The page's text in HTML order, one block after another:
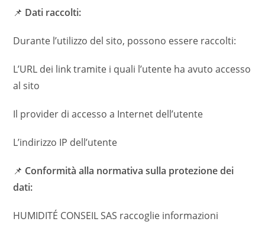
📌 Dati raccolti:
Durante l’utilizzo del sito, possono essere raccolti:
L’URL dei link tramite i quali l’utente ha avuto accesso
al sito
Il provider di accesso a Internet dell’utente
L’indirizzo IP dell’utente
📌 Conformità alla normativa sulla protezione dei
dati:
HUMIDITÉ CONSEIL SAS raccoglie informazioni